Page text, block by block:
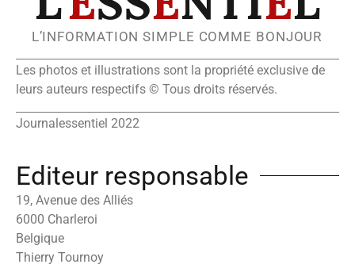
L’INFORMATION SIMPLE COMME BONJOUR
Les photos et illustrations sont la propriété exclusive de
leurs auteurs respectifs © Tous droits réservés.
Journalessentiel 2022
Editeur responsable
19, Avenue des Alliés
6000 Charleroi
Belgique
Thierry Tournoy